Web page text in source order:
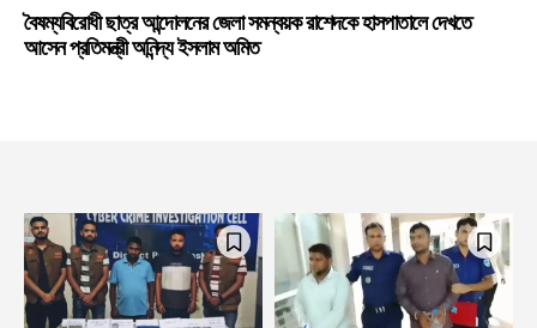
বৈষম্যবিরোধী ছাত্র আন্দোলনের জেলা সমন্বয়ক রাশেদকে হাসপাতালে দেখতে
আসেন প্রতিমন্ত্রী অনিন্দ্য ইসলাম অমিত